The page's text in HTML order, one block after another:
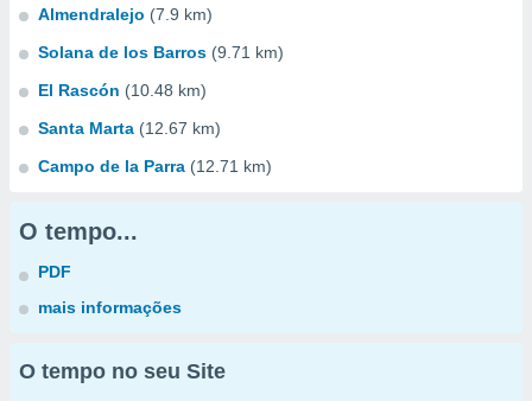
Almendralejo (7.9 km)
Solana de los Barros (9.71 km)
El Rascón (10.48 km)
Santa Marta (12.67 km)
Campo de la Parra (12.71 km)
O tempo...
PDF
mais informações
O tempo no seu Site